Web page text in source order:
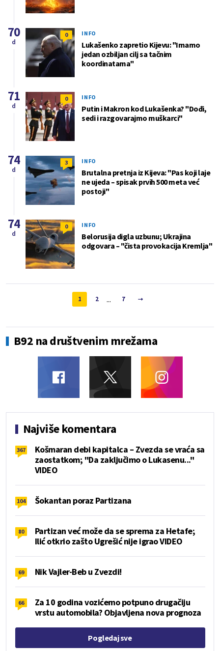
0 INFO
Lukašenko zapretio Kijevu: "Imamo
jedan ozbiljan cilj sa tačnim
koordinatama"
70
d
0 INFO
Putin i Makron kod Lukašenka? "Dođi,
sedi i razgovarajmo muškarci"
71
d
3 INFO
Brutalna pretnja iz Kijeva: "Pas koji laje
ne ujeda – spisak prvih 500 meta već
postoji"
74
d
0 INFO
Belorusija digla uzbunu; Ukrajina
odgovara – "čista provokacija Kremlja"
74
d
1 2 ... 7
B92 na društvenim mrežama
Najviše komentara
367
Košmaran debi kapitalca – Zvezda se vraća sa
zaostatkom; "Da zaključimo o Lukasenu..."
VIDEO
104 Šokantan poraz Partizana
80
Partizan već može da se sprema za Hetafe;
Ilić otkrio zašto Ugrešić nije igrao VIDEO
69 Nik Vajler-Beb u Zvezdi!
66
Za 10 godina vozićemo potpuno drugačiju
vrstu automobila? Objavljena nova prognoza
Pogledaj sve